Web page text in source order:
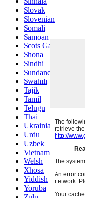
Slovak
Slovenian
Somali
Samoan
Scots Gaelic
Shona
Sindhi
Sundanese
Swahili
Tajik
Tamil
Telugu
Thai
Ukrainian
Urdu
Uzbek
Vietnamese
Welsh
Xhosa
Yiddish
Yoruba